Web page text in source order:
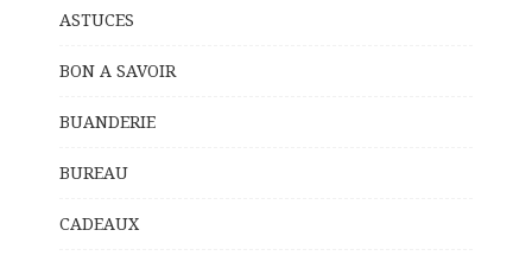
ASTUCES
BON A SAVOIR
BUANDERIE
BUREAU
CADEAUX